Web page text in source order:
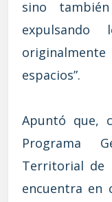
sino
espacios”.
Apuntó que,
Programa
Territorial de
encuentra en